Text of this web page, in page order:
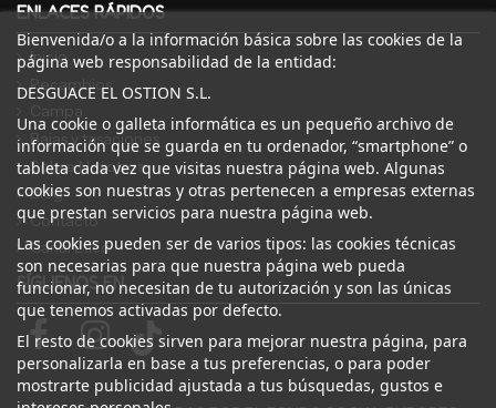
ENLACES RÁPIDOS
Inicio
Recambios
Bajas y tasaciones
Sobre Nosotros
Blog
Contacto
Canal Ético
Bienvenida/o a la información básica sobre las cookies de la
página web responsabilidad de la entidad:
DESGUACE EL OSTION S.L.
Una cookie o galleta informática es un pequeño archivo de
información que se guarda en tu ordenador, “smartphone” o
tableta cada vez que visitas nuestra página web. Algunas
cookies son nuestras y otras pertenecen a empresas externas
que prestan servicios para nuestra página web.
Las cookies pueden ser de varios tipos: las cookies técnicas
son necesarias para que nuestra página web pueda
funcionar, no necesitan de tu autorización y son las únicas
que tenemos activadas por defecto.
El resto de cookies sirven para mejorar nuestra página, para
personalizarla en base a tus preferencias, o para poder
mostrarte publicidad ajustada a tus búsquedas, gustos e
SÍGUENOS EN